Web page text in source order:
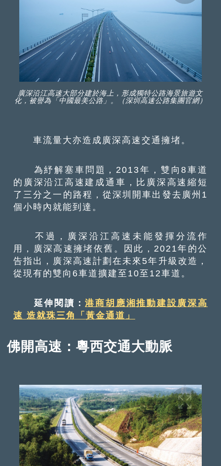
廣深沿江高速大部分建於海上，形成獨特公路海景旅遊文
化，被譽為「中國最美公路」。（深圳高速公路集團官網）
車流量大亦造成廣深高速交通擁堵。
為紓解塞車問題，2013年，雙向8車道
的廣深沿江高速建成通車，比廣深高速縮短
了三分之一的路程，從深圳開車出發去廣州1
個小時內就能到達。
不過，廣深沿江高速未能發揮分流作
用，廣深高速擁堵依舊。因此，2021年的公
告指出，廣深高速計劃在未來5年升級改造，
從現有的雙向6車道擴建至10至12車道。
延伸閱讀：港商胡應湘推動建設廣深高
速 造就珠三角「黃金通道」
佛開高速：粵西交通大動脈